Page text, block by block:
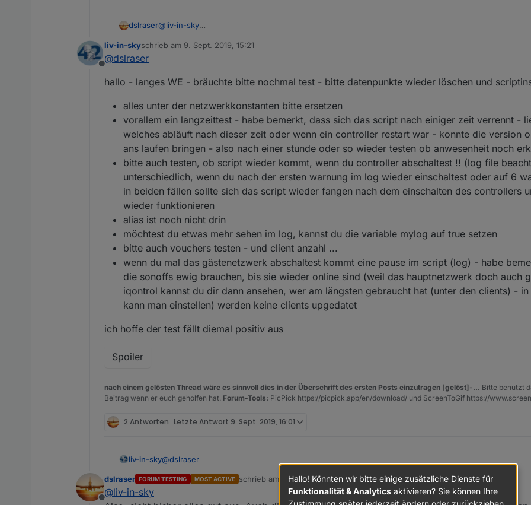
dslraser@liv-in-sky
werden die gleichen DP wie vorher angelegt, also als hostname.
6.9.2019, 20:05:33.420	[warn ]: javascript.0 script.js.Heiko.16Unifi.Unifi-
6.9.2019, 20:06:33.427	[warn ]: javascript.0 script.js.Heiko.16Unifi.Unifi-
Offline
liv-in-skyschrieb am 9. Sept. 2019, 15:21
zuletzt editiert von
@dslraser
hallo - langes WE - bräuchte bitte nochmal test - bitte datenpunkte wieder löschen und
alles unter der netzwerkkonstanten bitte ersetzen
vorallem ein langzeittest - habe bemerkt, dass sich das script nach einiger zeit verrennt -
welches abläuft nach dieser zeit oder wenn ein controller restart war - konnte die version
ans laufen bringen - also nach einer stunde oder so wieder testen ob anwesenheit noch
bitte auch testen, ob script wieder kommt, wenn du controller abschaltest !! (log file
unterschiedlich, wenn du nach der ersten warnung im log wieder einschaltest oder auf 6
in beiden fällen sollte sich das script wieder fangen nach dem einschalten des controllers
wieder funktionieren
alias ist noch nicht drin
möchtest du etwas mehr sehen im log, kannst du die variable mylog auf true setzen
bitte auch vouchers testen - und client anzahl ...
wenn du mal das gästenetzwerk abschaltest kommt eine pause im script (log) - habe
die sonoffs ewig brauchen, bis sie wieder online sind (weil das hauptnetzwerk doch auch
iqontrol kannst du dir dann ansehen, wer am längsten gebraucht hat (unter den clients) -
kann man einstellen) werden keine clients upgedatet
ich hoffe der test fällt diemal positiv aus
Spoiler
nach einem gelösten Thread wäre es sinnvoll dies in der Überschrift des ersten Posts einzutragen [gelöst]-... Bitte benutzt
Beitrag wenn er euch geholfen hat. Forum-Tools: PicPick https://picpick.app/en/download/ und ScreenToGif https://
2 Antworten Letzte Antwort 9. Sept. 2019, 16:01
liv-in-sky@dslraser
hallo - langes WE - bräuchte bitte nochmal test - bitte datenpunkte wieder löschen und scriptinstanz
dslraser FORUM TESTING MOST ACTIVE schrieb am 9. Sept. 2019, 16:01
zuletzt editiert von dslraser9. Sept. 2019, 18:09
@liv-in-sky
Hallo! Könnten wir bitte einige zusätzliche Dienste für
Funktionalität & Analytics aktivieren? Sie können Ihre